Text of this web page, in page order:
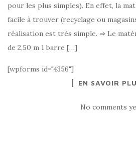
pour les plus simples). En effet, la
facile à trouver (recyclage ou
réalisation est très simple. ⇒ Le
de 2,50 m 1 barre […]
[wpforms id="4356"]
EN SAVOIR
No comments